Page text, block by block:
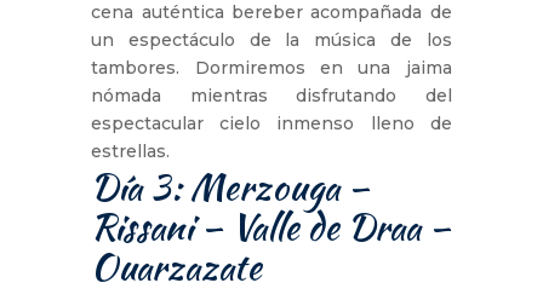
cena auténtica bereber acompañada de
un espectáculo de la música de los
tambores. Dormiremos en una jaima
nómada mientras disfrutando del
espectacular cielo inmenso lleno de
estrellas.
Día 3: Merzouga –
Rissani – Valle de Draa –
Ouarzazate